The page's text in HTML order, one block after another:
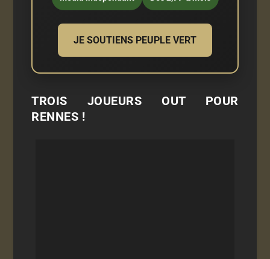
JE SOUTIENS PEUPLE VERT
TROIS JOUEURS OUT POUR
RENNES !